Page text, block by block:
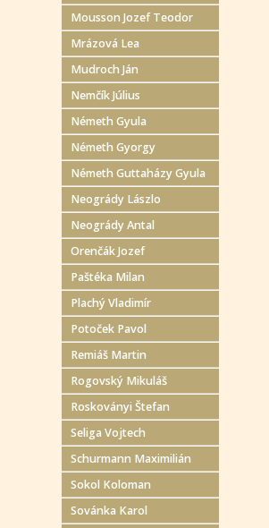
Mousson Jozef Teodor
Mrázová Lea
Mudroch Ján
Nemčík Július
Németh Gyula
Németh Gyorgy
Németh Guttaházy Gyula
Neogrády Lászlo
Neogrády Antal
Orenčák Jozef
Paštéka Milan
Plachý Vladimír
Potoček Pavol
Remiáš Martin
Rogovský Mikuláš
Roskoványi Štefan
Seliga Vojtech
Schurmann Maximilián
Sokol Koloman
Sovánka Karol